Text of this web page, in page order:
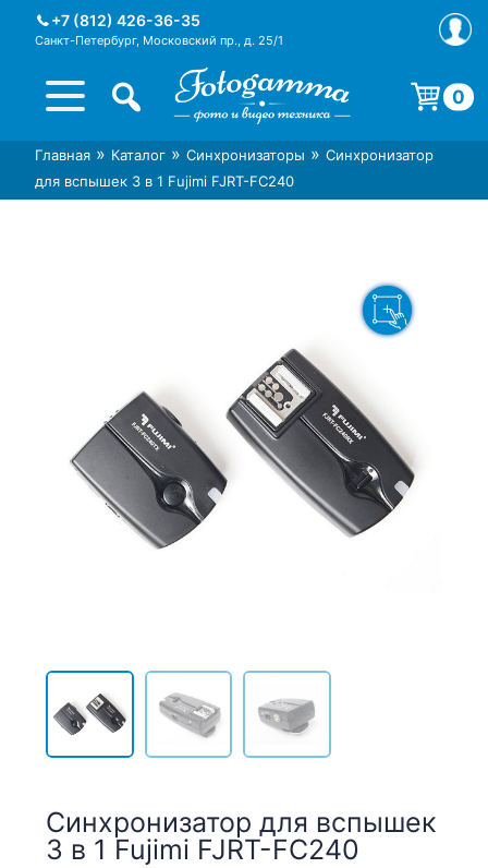
+7 (812) 426-36-35
Санкт-Петербург, Московский пр., д. 25/1
Интернет-магазин фототехники
Foto-Gamma в СПб
Магазин фотоаксессуаров foto-
gamma.ru
0
Корзина пуста.
Главная » Каталог » Синхронизаторы » Синхронизатор
для вспышек 3 в 1 Fujimi FJRT-FC240
Синхронизатор для вспышек
3 в 1 Fujimi FJRT-FC240